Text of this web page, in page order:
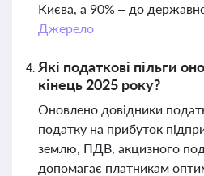
Києва, а 90% – до
Джерело
Які податкові пільги
кінець 2025 року?
Оновлено довідники
податку на прибуток
землю, ПДВ, акцизного
допомагає платникам